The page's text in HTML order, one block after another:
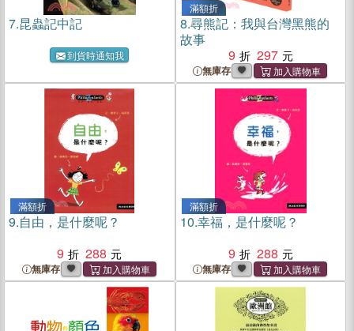
7.昆蟲記中記
到貨時通知我
滿額折
8.尋熊記：我與台灣黑熊的
故事
9
297
無庫存
滿額折
9.自由，是什麼呢？
9
288
無庫存
滿額折
10.幸福，是什麼呢？
9
288
無庫存